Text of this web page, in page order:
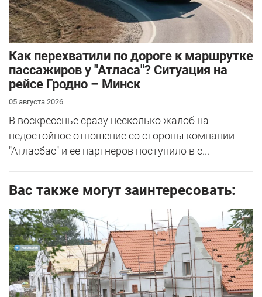
Как перехватили по дороге к маршрутке
пассажиров у "Атласа"? Ситуация на
рейсе Гродно – Минск
05 августа 2026
В воскресенье сразу несколько жалоб на
недостойное отношение со стороны компании
"Атласбас" и ее партнеров поступило в с...
Вас также могут заинтересовать: